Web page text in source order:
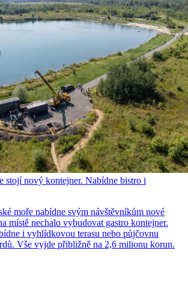
stojí nový kontejner. Nabídne bistro i
moře nabídne svým návštěvníkům nové
místě nechalo vybudovat gastro kontejner.
i vyhlídkovou terasu nebo půjčovnu
Vše vyjde přibližně na 2,6 milionu korun.